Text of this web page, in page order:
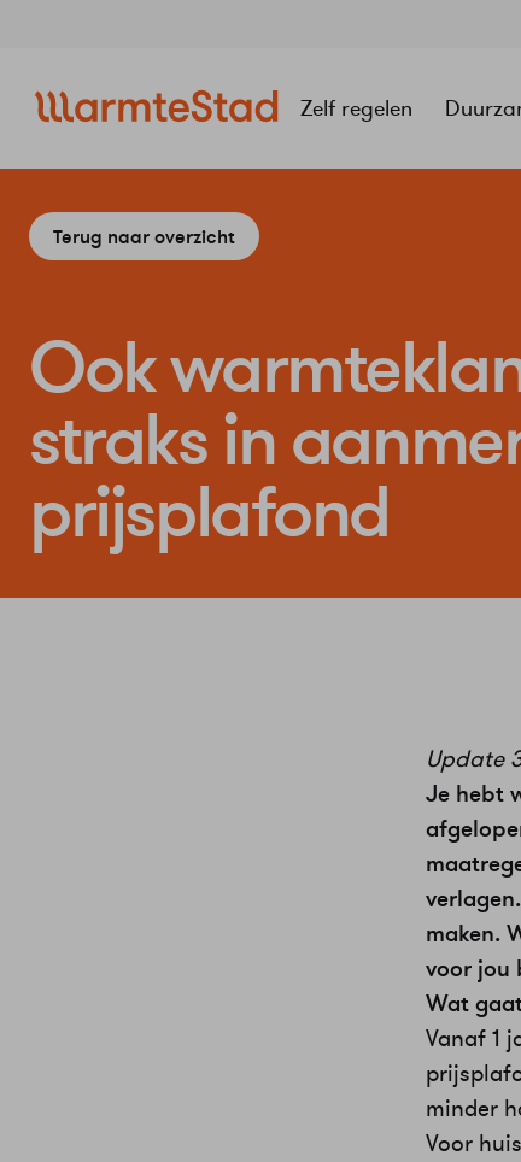
Zelf regelen
Terug naar overzicht
Ook
straks in
prijsplafond
Update
Je hebt
maken.
voor jou
Wat
Vanaf 1
minder
Voor